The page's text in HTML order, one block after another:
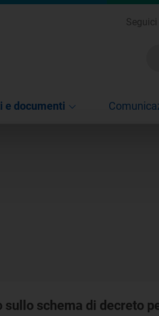
Seguici
e documenti
schema di decreto